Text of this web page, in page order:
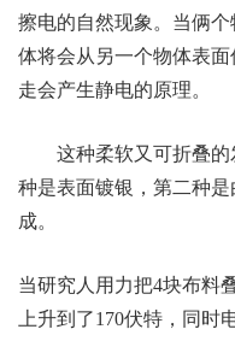
擦电的自然现象。当俩
体将会从另一个物体表
走会产生静电的原理。
这种柔软又可折叠的
种是表面镀银，第二种
成。
当研究人用力把4块布料
上升到了170伏特，同时